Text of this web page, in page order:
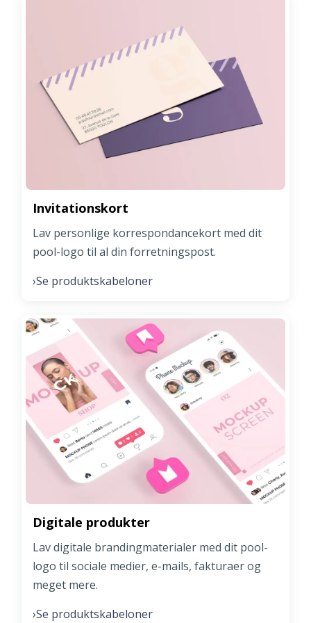
Invitationskort
Lav personlige korrespondancekort med dit
pool-logo til al din forretningspost.
›Se produktskabeloner
Digitale produkter
Lav digitale brandingmaterialer med dit pool-
logo til sociale medier, e-mails, fakturaer og
meget mere.
›Se produktskabeloner